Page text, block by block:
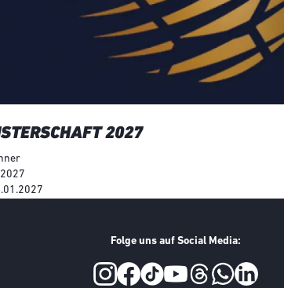
2027
Folge uns auf Social Media: